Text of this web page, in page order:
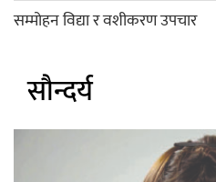
सम्मोहन विद्या र वशीकरण उपचार
सौन्दर्य